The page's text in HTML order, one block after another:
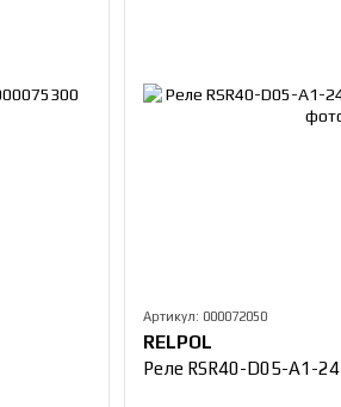
Артикул: 000072050
RELPOL
Реле RSR40-D05-A1-